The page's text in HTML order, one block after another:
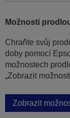
Možnosti
Chraňte svůj
doby pomocí
možnostech
„Zobrazit
Zobrazit